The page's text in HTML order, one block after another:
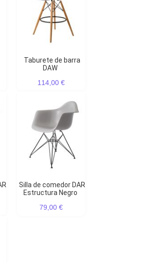
Taburete de barra
DAW
114,00 €
Silla de comedor DAR
Estructura Negro
79,00 €